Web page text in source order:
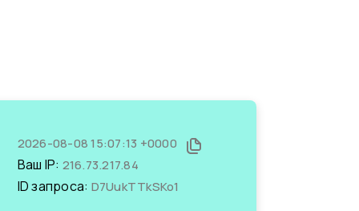
2026-08-08 15:07:13 +0000
Ваш IP: 216.73.217.84
ID запроса: D7UukTTkSKo1